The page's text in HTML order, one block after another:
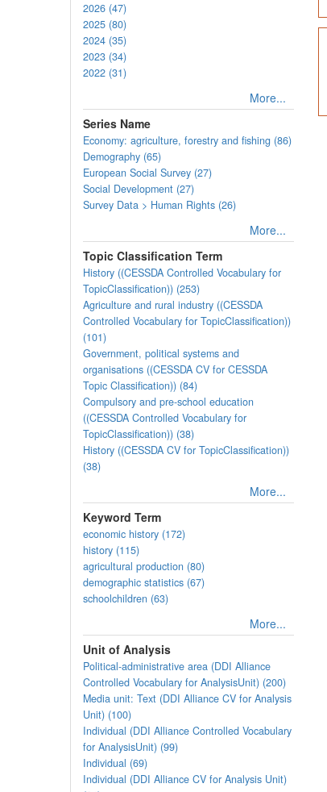
2026 (47)
2025 (80)
2024 (35)
2023 (34)
2022 (31)
More...
Series Name
Economy: agriculture, forestry and fishing (86)
Demography (65)
European Social Survey (27)
Social Development (27)
Survey Data > Human Rights (26)
More...
Topic Classification Term
History ((CESSDA Controlled Vocabulary for
TopicClassification)) (253)
Agriculture and rural industry ((CESSDA
Controlled Vocabulary for TopicClassification))
(101)
Government, political systems and
organisations ((CESSDA CV for CESSDA
Topic Classification)) (84)
Compulsory and pre-school education
((CESSDA Controlled Vocabulary for
TopicClassification)) (38)
History ((CESSDA CV for TopicClassification))
(38)
More...
Keyword Term
economic history (172)
history (115)
agricultural production (80)
demographic statistics (67)
schoolchildren (63)
More...
Unit of Analysis
Political-administrative area (DDI Alliance
Controlled Vocabulary for AnalysisUnit) (200)
Media unit: Text (DDI Alliance CV for Analysis
Unit) (100)
Individual (DDI Alliance Controlled Vocabulary
for AnalysisUnit) (99)
Individual (69)
Individual (DDI Alliance CV for Analysis Unit)